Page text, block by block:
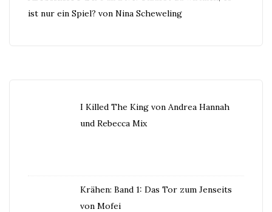
ist nur ein Spiel? von Nina Scheweling
I Killed The King von Andrea Hannah
und Rebecca Mix
Krähen: Band 1: Das Tor zum Jenseits
von Mofei